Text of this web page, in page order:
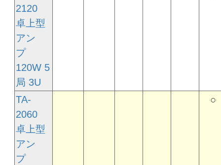
2120
卓上型
アン
プ
120W 5
局 3U
TA-
2060
卓上型
アン
プ
○